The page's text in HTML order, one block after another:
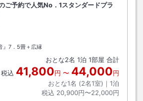
ご予約で人気No．1スタンダードプラ
アウト
』7．5畳＋広縁
おとな2名 1泊 1部屋 合計
税込 41,800円 〜 44,000円
おとな1名 (2名1室)｜ 1泊
税込 20,900円〜22,000円